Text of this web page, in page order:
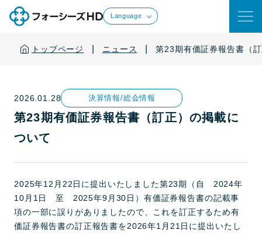
Language
トップページ ニュース 第23期有価証券報告書（
2026.01.28 決算情報/総会情報
第23期有価証券報告書（訂正）の掲載に
ついて
2025年12月22日に提出いたしました第23期（自 2024年
10月1日 至 2025年9月30日）有価証券報告書の記載事
項の一部に誤りがありましたので、これを訂正するため有
価証券報告書の訂正報告書を2026年1月21日に提出いたし